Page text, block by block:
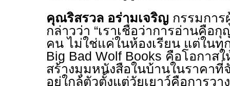
คุณริสรวล อร่ามเจริญ กรรมกา
กล่าวว่า “เราเชื่อว่าการอ่านคือ
คน ไม่ใช่แค่ในห้องเรียน แต่ในทุ
Big Bad Wolf Books คือโอกาส
สร้างมุมหนังสือในบ้านในราคาที่
อยู่ใกล้ตัวตั้งแต่วัยเยาว์คือการว